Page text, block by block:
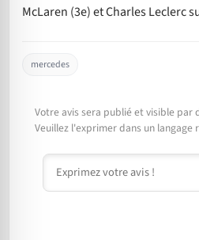
McLaren (3e) et Charles Leclerc
mercedes
Votre avis sera publié et visible par
Veuillez l'exprimer dans un langage
Commentaire